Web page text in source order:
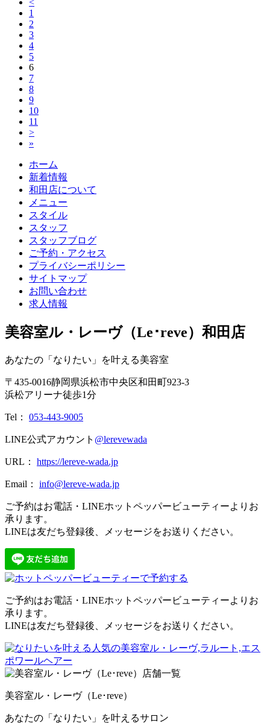
<
1
2
3
4
5
6
7
8
9
10
11
>
»
ホーム
新着情報
和田店について
メニュー
スタイル
スタッフ
スタッフブログ
ご予約・アクセス
プライバシーポリシー
サイトマップ
お問い合わせ
求人情報
美容室ル・レーヴ（Le･reve）和田店
あなたの「なりたい」を叶える美容室
〒 435-0016静岡県浜松市中央区和田町923-3
浜松アリーナ徒歩1分
Tel： 053-443-9005
LINE公式アカウント @lerevewada
URL： https://lereve-wada.jp
Email： info@lereve-wada.jp
ご予約はお電話・LINEホットペッパービューティーよりお
承ります。
LINEは友だち登録後、メッセージをお送りください。
ご予約はお電話・LINEホットペッパービューティーよりお
承ります。
LINEは友だち登録後、メッセージをお送りください。
美容室ル・レーヴ（Le･reve）
あなたの「なりたい」を叶えるサロン